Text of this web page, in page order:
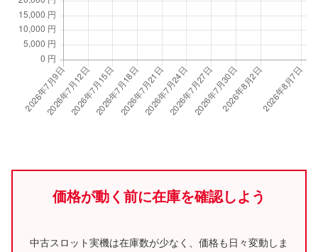
価格が動く前に在庫を確認しよう
中古スロット実機は在庫数が少なく、価格も日々変動しま